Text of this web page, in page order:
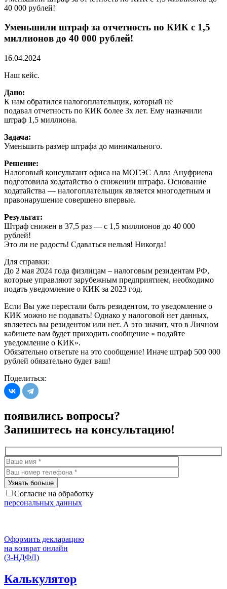
40 000 рублей!
Уменьшили штраф за отчетность по КИК с 1,5
миллионов до 40 000 рублей!
16.04.2024
Наш кейс.
Дано:
К нам обратился налогоплательщик, который не
подавал отчетность по КИК более 3х лет. Ему назначили
штраф 1,5 миллиона.
Задача:
Уменьшить размер штрафа до минимального.
Решение:
Налоговый консультант офиса на МОГЭС Алла Ануфриева
подготовила ходатайство о снижении штрафа. Основание
ходатайства — налогоплательщик является многодетным и
правонарушение совершено впервые.
Результат:
Штраф снижен в 37,5 раз — с 1,5 миллионов до 40 000
рублей!
Это ли не радость! Сдаваться нельзя! Никогда!
Для справки:
До 2 мая 2024 года физлицам – налоговым резидентам РФ,
которые управляют зарубежным предприятием, необходимо
подать уведомление о КИК за 2023 год.
Если Вы уже перестали быть резидентом, то уведомление о
КИК можно не подавать! Однако у налоговой нет данных,
являетесь вы резидентом или нет. А это значит, что в Личном
кабинете вам будет приходить сообщение » подайте
уведомление о КИК».
Обязательно ответьте на это сообщение! Иначе штраф 500 000
рублей обязательно будет ваш!
Поделиться:
появились вопросы?
Запишитесь на консультацию!
Согласие на обработку
персональных данных
Оформить декларацию
на возврат онлайн
(3-НДФЛ)
Калькулятор